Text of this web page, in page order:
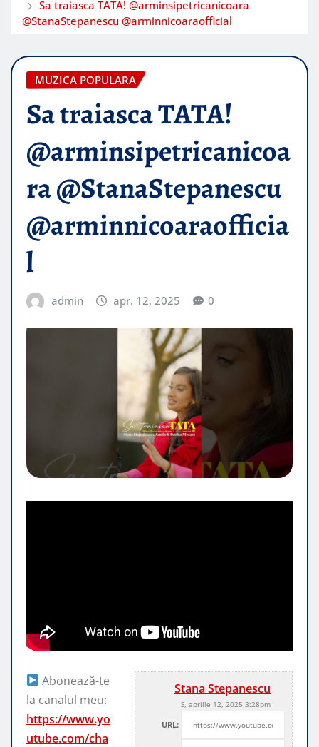
Sa traiasca TATA! @arminsipetricanicoara
@StanaStepanescu @arminnicoaraofficial
MUZICA POPULARA
Sa traiasca TATA!
@arminsipetricanicoa
ra @StanaStepanescu
@arminnicoaraofficia
l
admin apr. 12, 2025 0
Stana Stepanescu
S, aprilie 12, 2025 3:28pm
URL:
Abonează-te
la canalul meu:
https://www.yo
utube.com/cha